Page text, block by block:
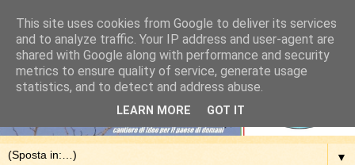
▼
This site uses cookies from Google to deliver its services
and to analyze traffic. Your IP address and user-agent are
shared with Google along with performance and security
metrics to ensure quality of service, generate usage
statistics, and to detect and address abuse.
LEARN MORE GOT IT